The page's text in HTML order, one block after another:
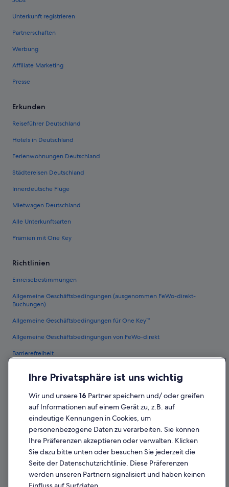
Unterkunft registrieren
Partnerschaften
Werbung
Affiliate Marketing
Presse
Erkunden
Reiseführer Deutschland
Hotels in Deutschland
Ferienwohnungen Deutschland
Städtereisen Deutschland
Innerdeutsche Flüge
Mietwagen Deutschland
Alle Unterkunftsarten
Prämien mit One Key
Richtlinien
Einreisebestimmungen
Allgemeine Geschäftsbedingungen (ausgenommen FeWo-direkt-
Buchungen)
Allgemeine Geschäftsbedingungen für One Key™
Allgemeine Geschäftsbedingungen von FeWo-direkt
Barrierefreiheit
Inhaltsrichtlinien und Melden von Inhalten
Flug stornieren
Ihre Privatsphäre ist uns wichtig
Wir und unsere16 Partner speichern und/ oder greifen
auf Informationen auf einem Gerät zu, z.B. auf
eindeutige Kennungen in Cookies, um
personenbezogene Daten zu verarbeiten. Sie können
Ihre Präferenzen akzeptieren oder verwalten. Klicken
Sie dazu bitte unten oder besuchen Sie jederzeit die
Seite der Datenschutzrichtlinie. Diese Präferenzen
werden unseren Partnern signalisiert und haben keinen